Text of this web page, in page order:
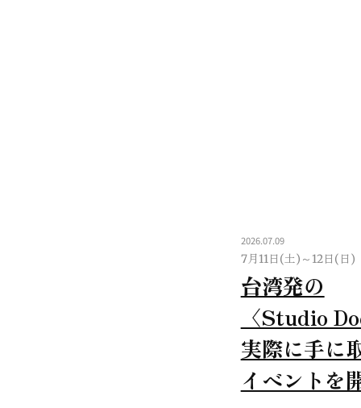
2026.07.09
7月11日(土)～12日(日)
台湾発の
〈Studio
実際に手に
イベントを